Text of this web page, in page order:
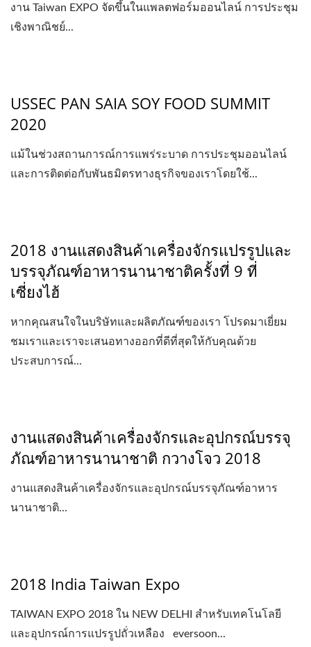
งาน Taiwan EXPO จัดขึ้นในแพลตฟอร์มออนไลน์ การประชุม
เชิงพาณิชย์...
USSEC PAN SAIA SOY FOOD SUMMIT
2020
แม้ในช่วงสถานการณ์การแพร่ระบาด การประชุมออนไลน์
และการติดต่อกับพันธมิตรทางธุรกิจของเราโดยใช้...
2018 งานแสดงสินค้าเครื่องจักรแปรรูปและ
บรรจุภัณฑ์อาหารนานาชาติครั้งที่ 9 ที่
เซี่ยงไฮ้
หากคุณสนใจในบริษัทและผลิตภัณฑ์ของเรา โปรดมาเยี่ยม
ชมเราและเราจะเสนอทางออกที่ดีที่สุดให้กับคุณด้วย
ประสบการณ์...
งานแสดงสินค้าเครื่องจักรและอุปกรณ์บรรจุ
ภัณฑ์อาหารนานาชาติ กวางโจว 2018
งานแสดงสินค้าเครื่องจักรและอุปกรณ์บรรจุภัณฑ์อาหาร
นานาชาติ...
2018 India Taiwan Expo
TAIWAN EXPO 2018 ใน NEW DELHI สำหรับเทคโนโลยี
และอุปกรณ์การแปรรูปถั่วเหลือง eversoon...